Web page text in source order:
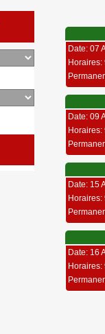
Date: 07
Horaires:
Date: 09
Horaires:
Date: 15
Horaires:
Date: 16
Horaires: